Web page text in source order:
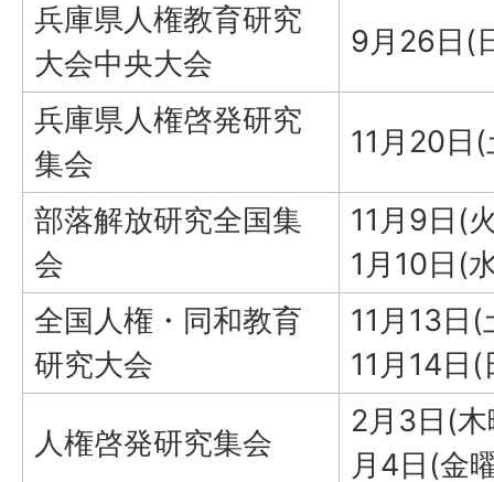
兵庫県人権教育研究
大会中央大会
9月26日(
兵庫県人権啓発研究
集会
11月20日
部落解放研究全国集
会
11月9日(
1月10日(
全国人権・同和教育
研究大会
11月13日
11月14日
人権啓発研究集会
2月3日(
月4日(金